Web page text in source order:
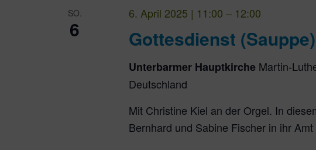
SO.
6 Gottesdienst (Sauppe)
6. April 2025 | 11:00 – 12:00
Unterbarmer Hauptkirche Martin-
Deutschland
Mit Christine Kiel an der Orgel. In
Bernhard und Sabine Fischer in ihr